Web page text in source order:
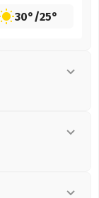
30°/25°